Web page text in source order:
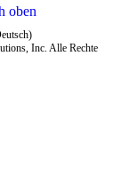
oben
Inc. Alle Rechte